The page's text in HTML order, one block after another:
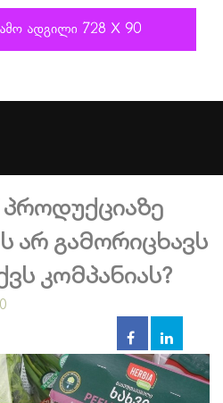
პროდუქციაზე
არ გამორიცხავს
კომპანიას?